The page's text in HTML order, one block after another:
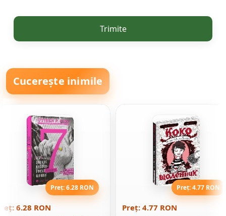
Trimite
Cucerește inimile
Preț: 6.28 RON
6.28 RON
Preț: 4.77 RON
Preț: 4.77 RON